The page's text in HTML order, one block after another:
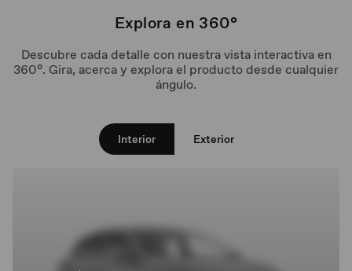
Asientos forrados para un viaje
Explora en 360°
Descubre cada detalle con nuestra vista interactiva en
360°. Gira, acerca y explora el producto desde cualquier
ángulo.
Interior Exterior